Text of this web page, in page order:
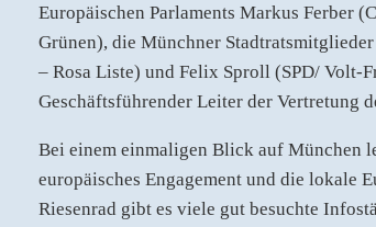
Europäischen Parlaments Markus Ferber
Grünen), die Münchner
– Rosa Liste) und Felix Sproll (SPD/ Volt-
Geschäftsführender Leiter der Vertretung
Bei einem einmaligen Blick auf München
europäisches Engagement und die lokale
Riesenrad gibt es viele gut besuchte